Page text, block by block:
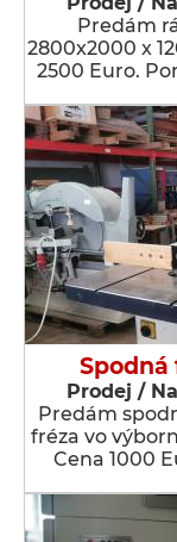
Predám
2800x2000 x
2500 Euro.
Prodej /
Predám
fréza vo
Cena 1000